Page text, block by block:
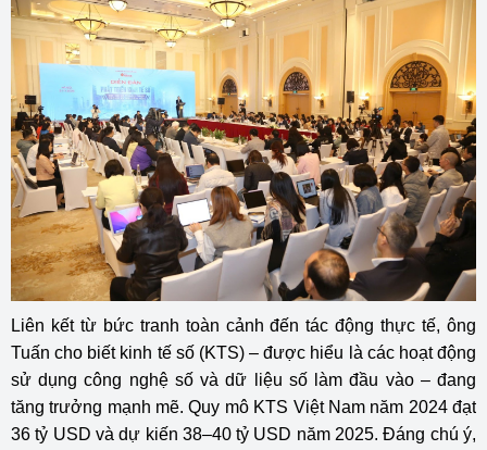
Liên kết từ bức tranh toàn cảnh đến tác động thực tế, ông
Tuấn cho biết kinh tế số (KTS) – được hiểu là các hoạt động
sử dụng công nghệ số và dữ liệu số làm đầu vào – đang
tăng trưởng mạnh mẽ. Quy mô KTS Việt Nam năm 2024 đạt
36 tỷ USD và dự kiến 38–40 tỷ USD năm 2025. Đáng chú ý,